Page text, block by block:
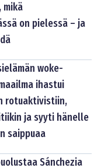
mikä
on pielessä – ja
woke-
ihastui
rotuaktivistiin,
ja syyti hänelle
saippuaa
Sánchezia